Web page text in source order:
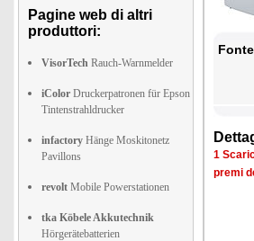
Pagine web di altri
produttori:
VisorTech Rauch-Warnmelder
iColor Druckerpatronen für Epson
Tintenstrahldrucker
infactory Hänge Moskitonetz
Pavillons
revolt Mobile Powerstationen
tka Köbele Akkutechnik
Hörgerätebatterien
1
premi